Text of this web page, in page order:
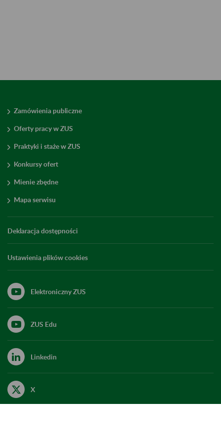
Zamówienia publiczne
Oferty pracy w ZUS
Praktyki i staże w ZUS
Konkursy ofert
Mienie zbędne
Mapa serwisu
Deklaracja dostępności
Ustawienia plików cookies
Elektroniczny ZUS
ZUS Edu
Linkedin
X